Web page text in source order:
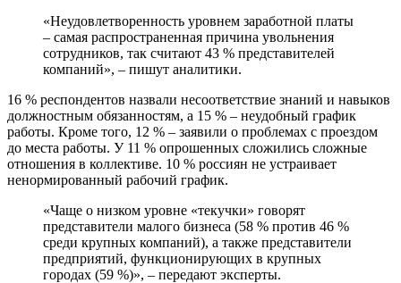
«Неудовлетворенность уровнем заработной платы
– самая распространенная причина увольнения
сотрудников, так считают 43 % представителей
компаний», – пишут аналитики.
16 % респондентов назвали несоответствие знаний и навыков
должностным обязанностям, а 15 % – неудобный график
работы. Кроме того, 12 % – заявили о проблемах с проездом
до места работы. У 11 % опрошенных сложились сложные
отношения в коллективе. 10 % россиян не устраивает
ненормированный рабочий график.
«Чаще о низком уровне «текучки» говорят
представители малого бизнеса (58 % против 46 %
среди крупных компаний), а также представители
предприятий, функционирующих в крупных
городах (59 %)», – передают эксперты.